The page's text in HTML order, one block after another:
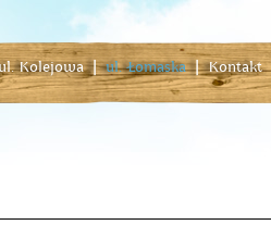
Kolejowa | ul. Łomaska | Kontakt